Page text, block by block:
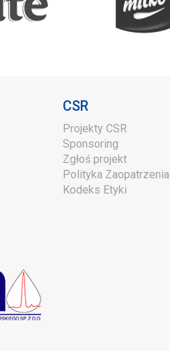
CSR
Projekty CSR
Sponsoring
Zgłoś projekt
Polityka Zaopatrzenia
Kodeks Etyki